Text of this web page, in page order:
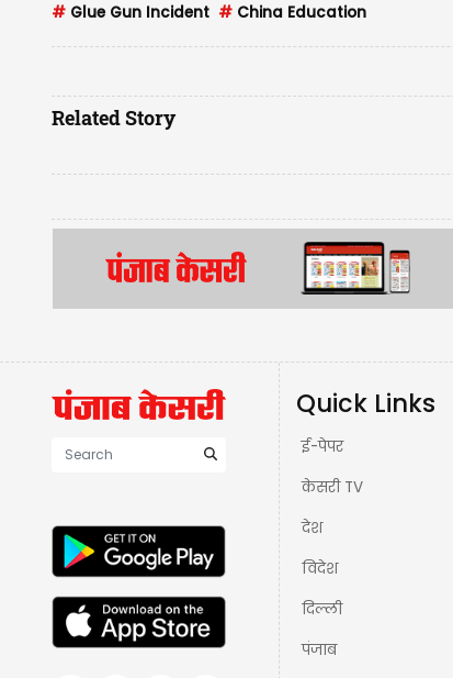
# Glue Gun Incident # China Education
Related Story
Quick Links
ई-पेपर
केसरी TV
देश
विदेश
दिल्ली
पंजाब